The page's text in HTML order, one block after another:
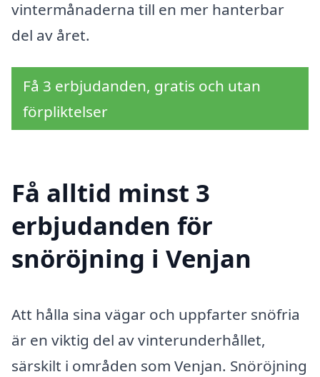
vintermånaderna till en mer hanterbar
del av året.
Få 3 erbjudanden, gratis och utan
förpliktelser
Få alltid minst 3
erbjudanden för
snöröjning i Venjan
Att hålla sina vägar och uppfarter snöfria
är en viktig del av vinterunderhållet,
särskilt i områden som Venjan. Snöröjning